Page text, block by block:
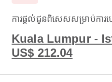
ការផ្តល់ជូនពិសេសសម្រាប់ការ
Kuala Lumpur -
US$ 212.04